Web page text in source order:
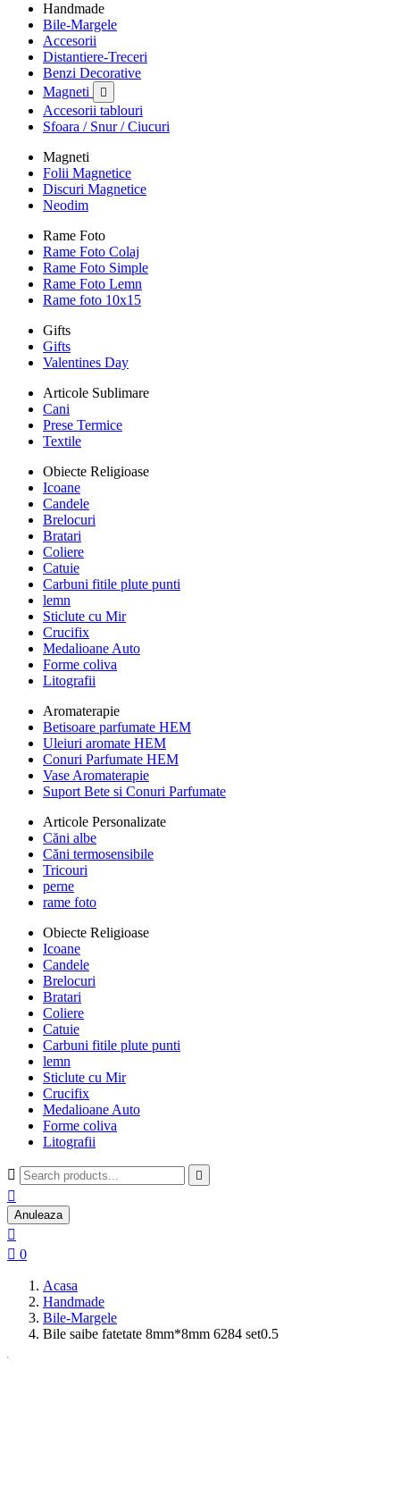
Handmade
Bile-Margele
Accesorii
Distantiere-Treceri
Benzi Decorative
Magneti

Accesorii tablouri
Sfoara / Snur / Ciucuri
Magneti
Folii Magnetice
Discuri Magnetice
Neodim
Rame Foto
Rame Foto Colaj
Rame Foto Simple
Rame Foto Lemn
Rame foto 10x15
Gifts
Gifts
Valentines Day
Articole Sublimare
Cani
Prese Termice
Textile
Obiecte Religioase
Icoane
Candele
Brelocuri
Bratari
Coliere
Catuie
Carbuni fitile plute punti
lemn
Sticlute cu Mir
Crucifix
Medalioane Auto
Forme coliva
Litografii
Aromaterapie
Betisoare parfumate HEM
Uleiuri aromate HEM
Conuri Parfumate HEM
Vase Aromaterapie
Suport Bete si Conuri Parfumate
Articole Personalizate
Căni albe
Căni termosensibile
Tricouri
perne
rame foto
Obiecte Religioase
Icoane
Candele
Brelocuri
Bratari
Coliere
Catuie
Carbuni fitile plute punti
lemn
Sticlute cu Mir
Crucifix
Medalioane Auto
Forme coliva
Litografii
 

Anuleaza

 0
Acasa
Handmade
Bile-Margele
Bile saibe fatetate 8mm*8mm 6284 set0.5